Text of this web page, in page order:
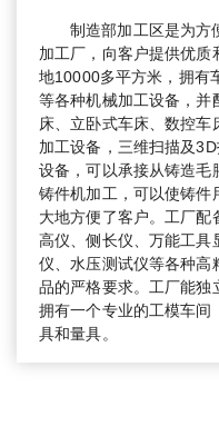
制造部加工区是为方
加工厂，向客户提供优质
地10000多平方米，拥有
等各种机械加工设备，并
床、立卧式车床、数控
加工设备，三维扫描及
设备，可以承接从铸造毛
铸件机加工，可以使铸件
大地方便了客户。工厂配
高仪、侧长仪、万能工具
仪、水压测试仪等各种高
品的严格要求。工厂能独
拥有一个专业的工模车间
具和量具。